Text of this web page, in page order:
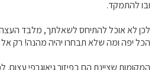
ובו להתמקד.
לכן לא אוכל להתיחס לשאלתך, מלבד
הכל יפה ומה שלא תבחרו יהיה מהנה! רק
המקומות שציינת הם בפיזור גיאוגרפי עצום.